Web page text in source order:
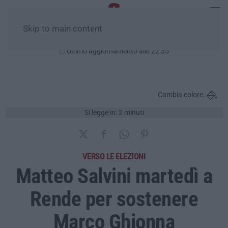
Skip to main content
Ultimo aggiornamento alle 22:35
Si legge in: 2 minuti
Cambia colore:
VERSO LE ELEZIONI
Matteo Salvini martedì a
Rende per sostenere
Marco Ghionna